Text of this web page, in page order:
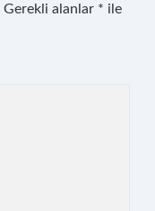
Gerekli alanlar * ile